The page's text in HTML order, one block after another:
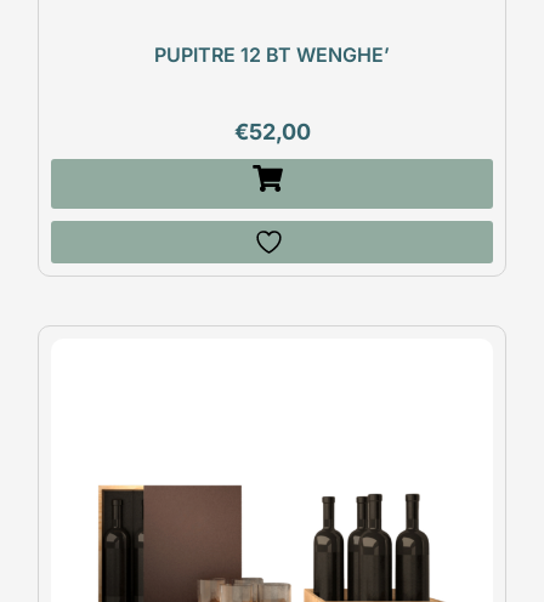
PUPITRE 12 BT WENGHE’
€52,00